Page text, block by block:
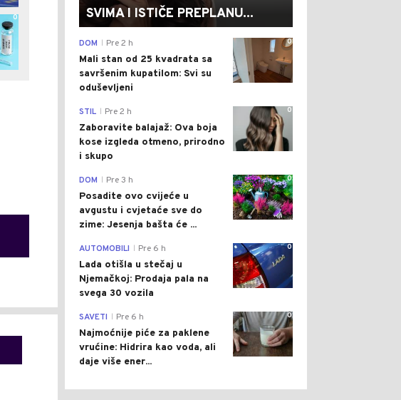
0
SVIMA I ISTIČE PREPLANU...
0
DOM Pre 2 h
Mali stan od 25 kvadrata sa
savršenim kupatilom: Svi su
oduševljeni
0
STIL Pre 2 h
Zaboravite balajaž: Ova boja
kose izgleda otmeno, prirodno
i skupo
0
DOM Pre 3 h
Posadite ovo cvijeće u
avgustu i cvjetaće sve do
zime: Jesenja bašta će ...
0
AUTOMOBILI Pre 6 h
Lada otišla u stečaj u
Njemačkoj: Prodaja pala na
svega 30 vozila
0
SAVETI Pre 6 h
Najmoćnije piće za paklene
vrućine: Hidrira kao voda, ali
daje više ener...